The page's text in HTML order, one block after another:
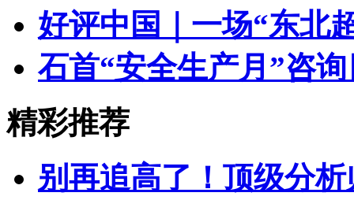
好评中国｜一场“东北
石首“安全生产月”咨
精彩推荐
别再追高了！顶级分